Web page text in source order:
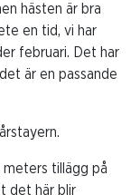
hästen är bra
en tid, vi har
februari. Det har
är en passande
meters tillägg på
det här blir